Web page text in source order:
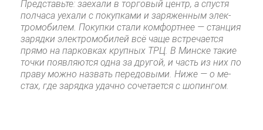
Пред­ставь­те: за­еха­ли в тор­го­вый центр, а спу­стя
пол­ча­са уеха­ли с по­куп­ка­ми и за­ря­жен­ным элек­
тро­мо­би­лем. По­куп­ки ста­ли ком­форт­нее — стан­ция
за­ряд­ки элек­тро­мо­би­лей всё ча­ще встре­ча­ет­ся
пря­мо на пар­ков­ках круп­ных ТРЦ. В Мин­ске та­кие
точ­ки по­яв­ля­ют­ся од­на за дру­гой, и часть из них по
пра­ву мож­но на­звать пе­ре­до­вы­ми. Ни­же — о ме­
стах, где за­ряд­ка удач­но со­че­та­ет­ся с шо­пин­гом.